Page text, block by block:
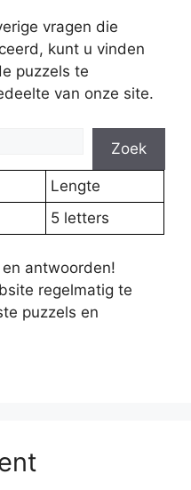
vragen die
kunt u vinden
puzzels te
van onze site.
Zoek
Lengte
5 letters
antwoorden!
regelmatig te
puzzels en